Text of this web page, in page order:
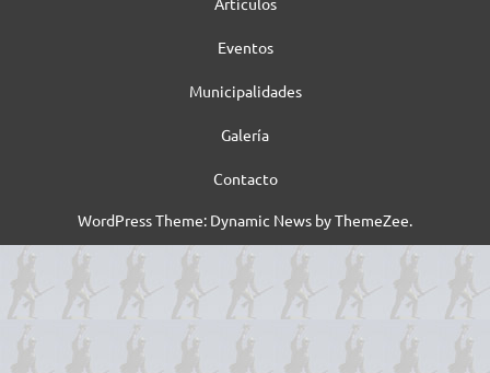
Eventos
Municipalidades
Galería
Contacto
WordPress Theme: Dynamic News by ThemeZee.